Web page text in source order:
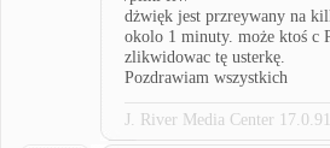
dżwięk jest przreywany na
okolo 1 minuty. może ktoś c
zlikwidowac tę usterkę.
Pozdrawiam wszystkich
J. River Media Center 17.0.91